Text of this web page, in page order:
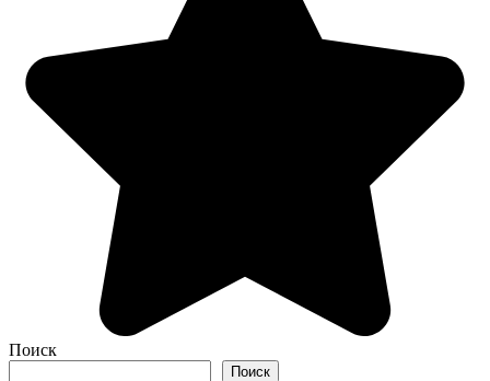
Поиск
Поиск